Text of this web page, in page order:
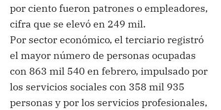
por ciento fueron patrones o empleadores,
cifra que se elevó en 249 mil.
Por sector económico, el terciario registró
el mayor número de personas ocupadas
con 863 mil 540 en febrero, impulsado por
los servicios sociales con 358 mil 935
personas y por los servicios profesionales,